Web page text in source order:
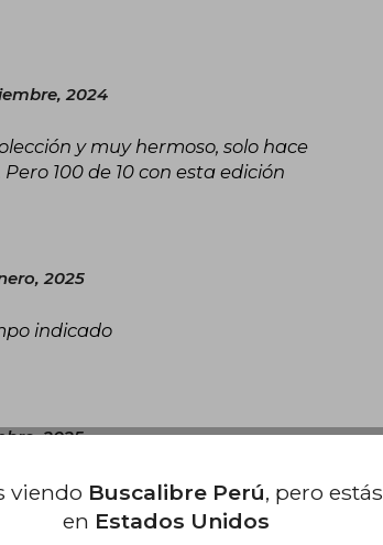
2024
y muy hermoso, solo hace
100 de 10 con esta edición
2025
indicado
2025
de relieve en la portada, además
viendo Buscalibre Perú, pero estás
en Estados Unidos